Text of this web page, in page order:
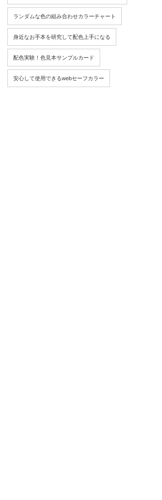
ランダムな色の組み合わせカラーチャート
身近なお手本を研究して配色上手になる
配色実験！色見本サンプルカード
安心して使用できるwebセーフカラー